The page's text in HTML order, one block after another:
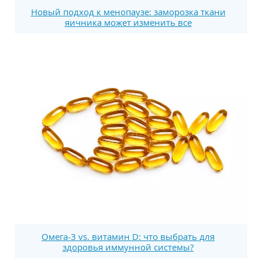
Новый подход к менопаузе: заморозка ткани
яичника может изменить все
Омега-3 vs. витамин D: что выбрать для
здоровья иммунной системы?